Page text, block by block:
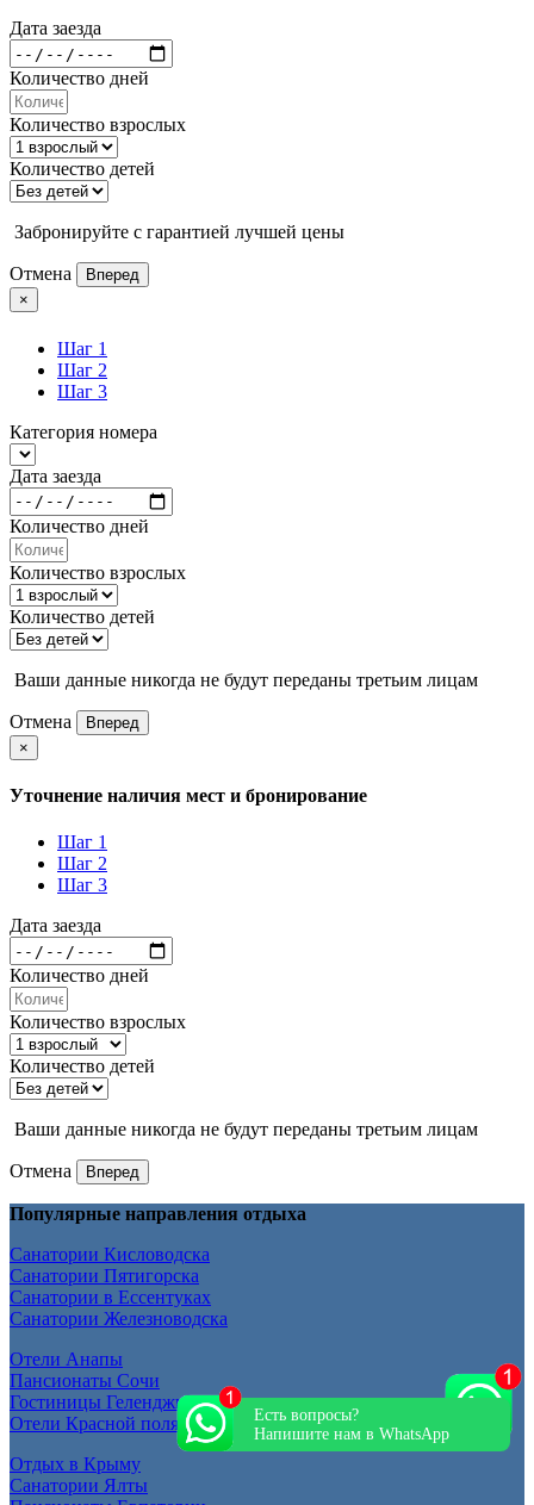
Дата заезда
Количество дней
Количество взрослых
Количество детей
Забронируйте с гарантией лучшей цены
Отмена
Вперед
×
Шаг 1
Шаг 2
Шаг 3
Категория номера
Дата заезда
Количество дней
Количество взрослых
Количество детей
Ваши данные никогда не будут переданы третьим лицам
Отмена
Вперед
×
Уточнение наличия мест и бронирование
Шаг 1
Шаг 2
Шаг 3
Дата заезда
Количество дней
Количество взрослых
Количество детей
Ваши данные никогда не будут переданы третьим лицам
Отмена Вперед
Популярные направления отдыха
Санатории Кисловодска
Санатории Пятигорска
Санатории в Ессентуках
Санатории Железноводска
Отели Анапы
Пансионаты Сочи
Гостиницы Геленджика
Отели Красной поляны
Отдых в Крыму
Санатории Ялты
Есть вопросы?
Напишите нам в WhatsApp